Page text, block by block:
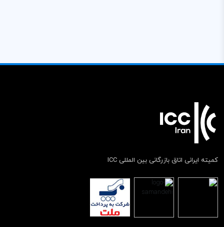
کمیته ایرانی اتاق بازرگانی بین المللی ICC